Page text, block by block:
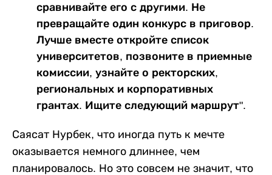
сравнивайте его с другими. Не
превращайте один конкурс в приговор.
Лучше вместе откройте список
университетов, позвоните в приемные
комиссии, узнайте о ректорских,
региональных и корпоративных
грантах. Ищите следующий маршрут".
Саясат Нурбек, что иногда путь к мечте
оказывается немного длиннее, чем
планировалось. Но это совсем не значит, что